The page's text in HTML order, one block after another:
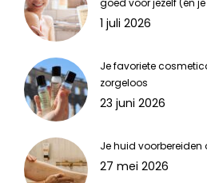
goed voor jezelf (én
1 juli 2026
Je favoriete
zorgeloos
23 juni 2026
Je huid voorbereiden
27 mei 2026